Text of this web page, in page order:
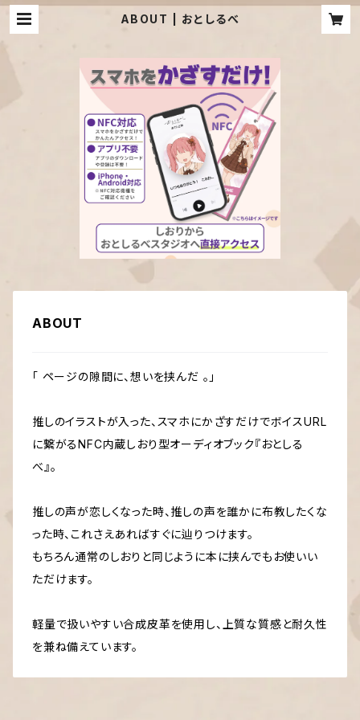
ABOUT | おとしるべ
ABOUT
「 ページの隙間に、想いを挟んだ 。」
推しのイラストが入った、スマホにかざすだけでボイスURL
に繋がるNFC内蔵しおり型オーディオブック『おとしる
べ』。
推しの声が恋しくなった時、推しの声を誰かに布教したくな
った時、これさえあればすぐに辿りつけます。
もちろん通常のしおりと同じように本に挟んでもお使いい
ただけます。
軽量で扱いやすい合成皮革を使用し、上質な質感と耐久性
を兼ね備えています。